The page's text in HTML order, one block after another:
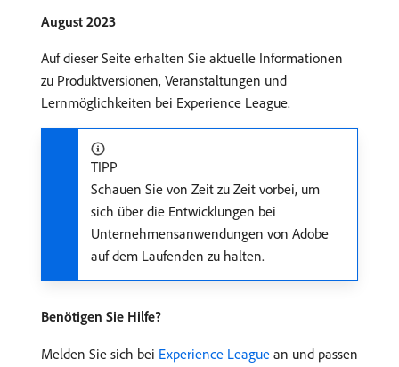
August 2023
Auf dieser Seite erhalten Sie aktuelle Informationen
zu Produktversionen, Veranstaltungen und
Lernmöglichkeiten bei Experience League.
TIPP
Schauen Sie von Zeit zu Zeit vorbei, um
sich über die Entwicklungen bei
Unternehmensanwendungen von Adobe
auf dem Laufenden zu halten.
Benötigen Sie Hilfe?
Melden Sie sich bei Experience League an und passen